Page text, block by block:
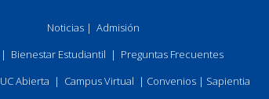
Noticias| Admisión
| Bienestar Estudiantil | Preguntas Frecuentes
UC Abierta | Campus Virtual | Convenios| Sapientia